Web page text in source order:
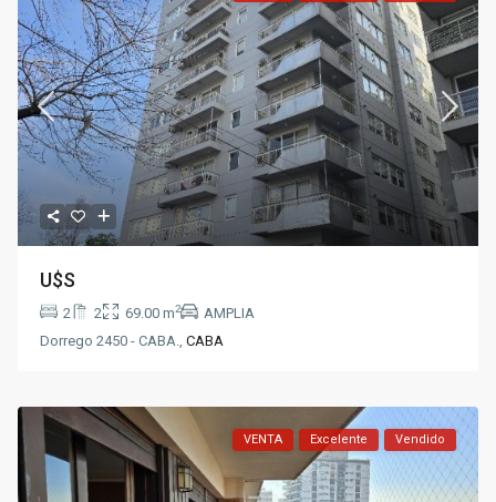
U$S
2 2 69.00 m2
AMPLIA
Dorrego 2450 - CABA.,CABA
VENTA Excelente Vendido